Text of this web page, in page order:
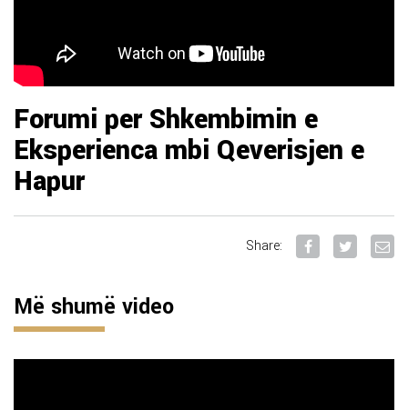
Forumi per Shkembimin e
Eksperienca mbi Qeverisjen e
Hapur
Share:
Më shumë video